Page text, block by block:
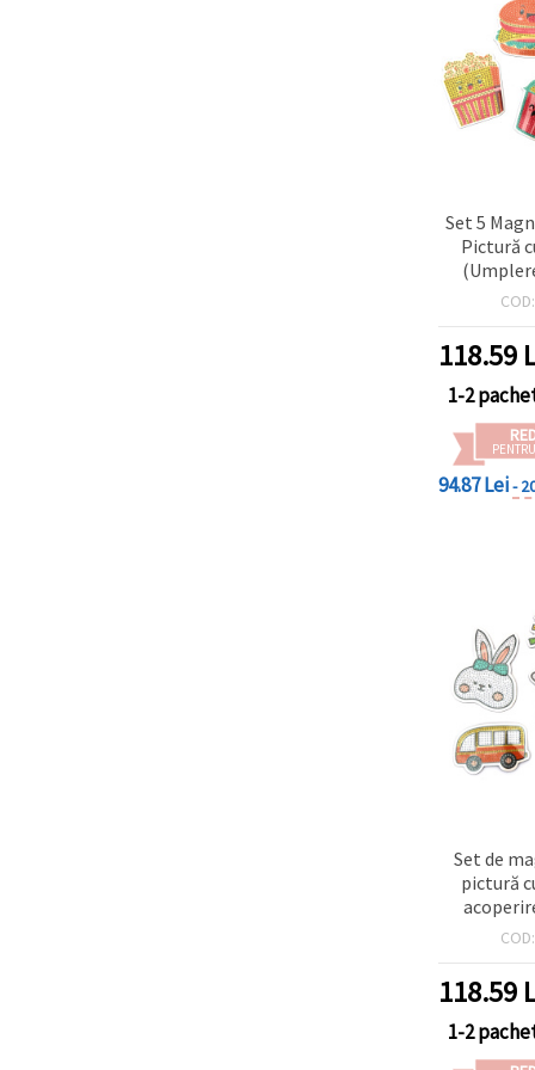
Set 5
Pictură
Suc,
multicolor
pentru
COD:
118.59
1-2
94.87 Lei-
Set de
pictură
modele
hobby,
COD:
118.59
1-2